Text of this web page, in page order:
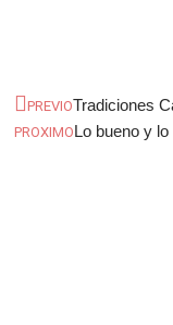
PREVIOTradiciones
PROXIMOLo bueno y